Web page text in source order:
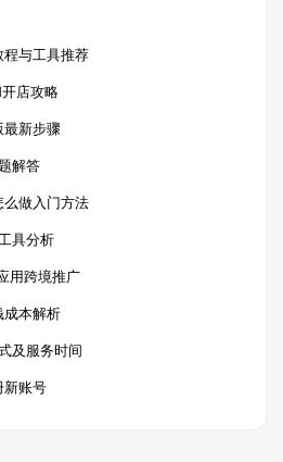
与工具推荐
店攻略
最新步骤
解答
做入门方法
具分析
用跨境推广
成本解析
及服务时间
新账号